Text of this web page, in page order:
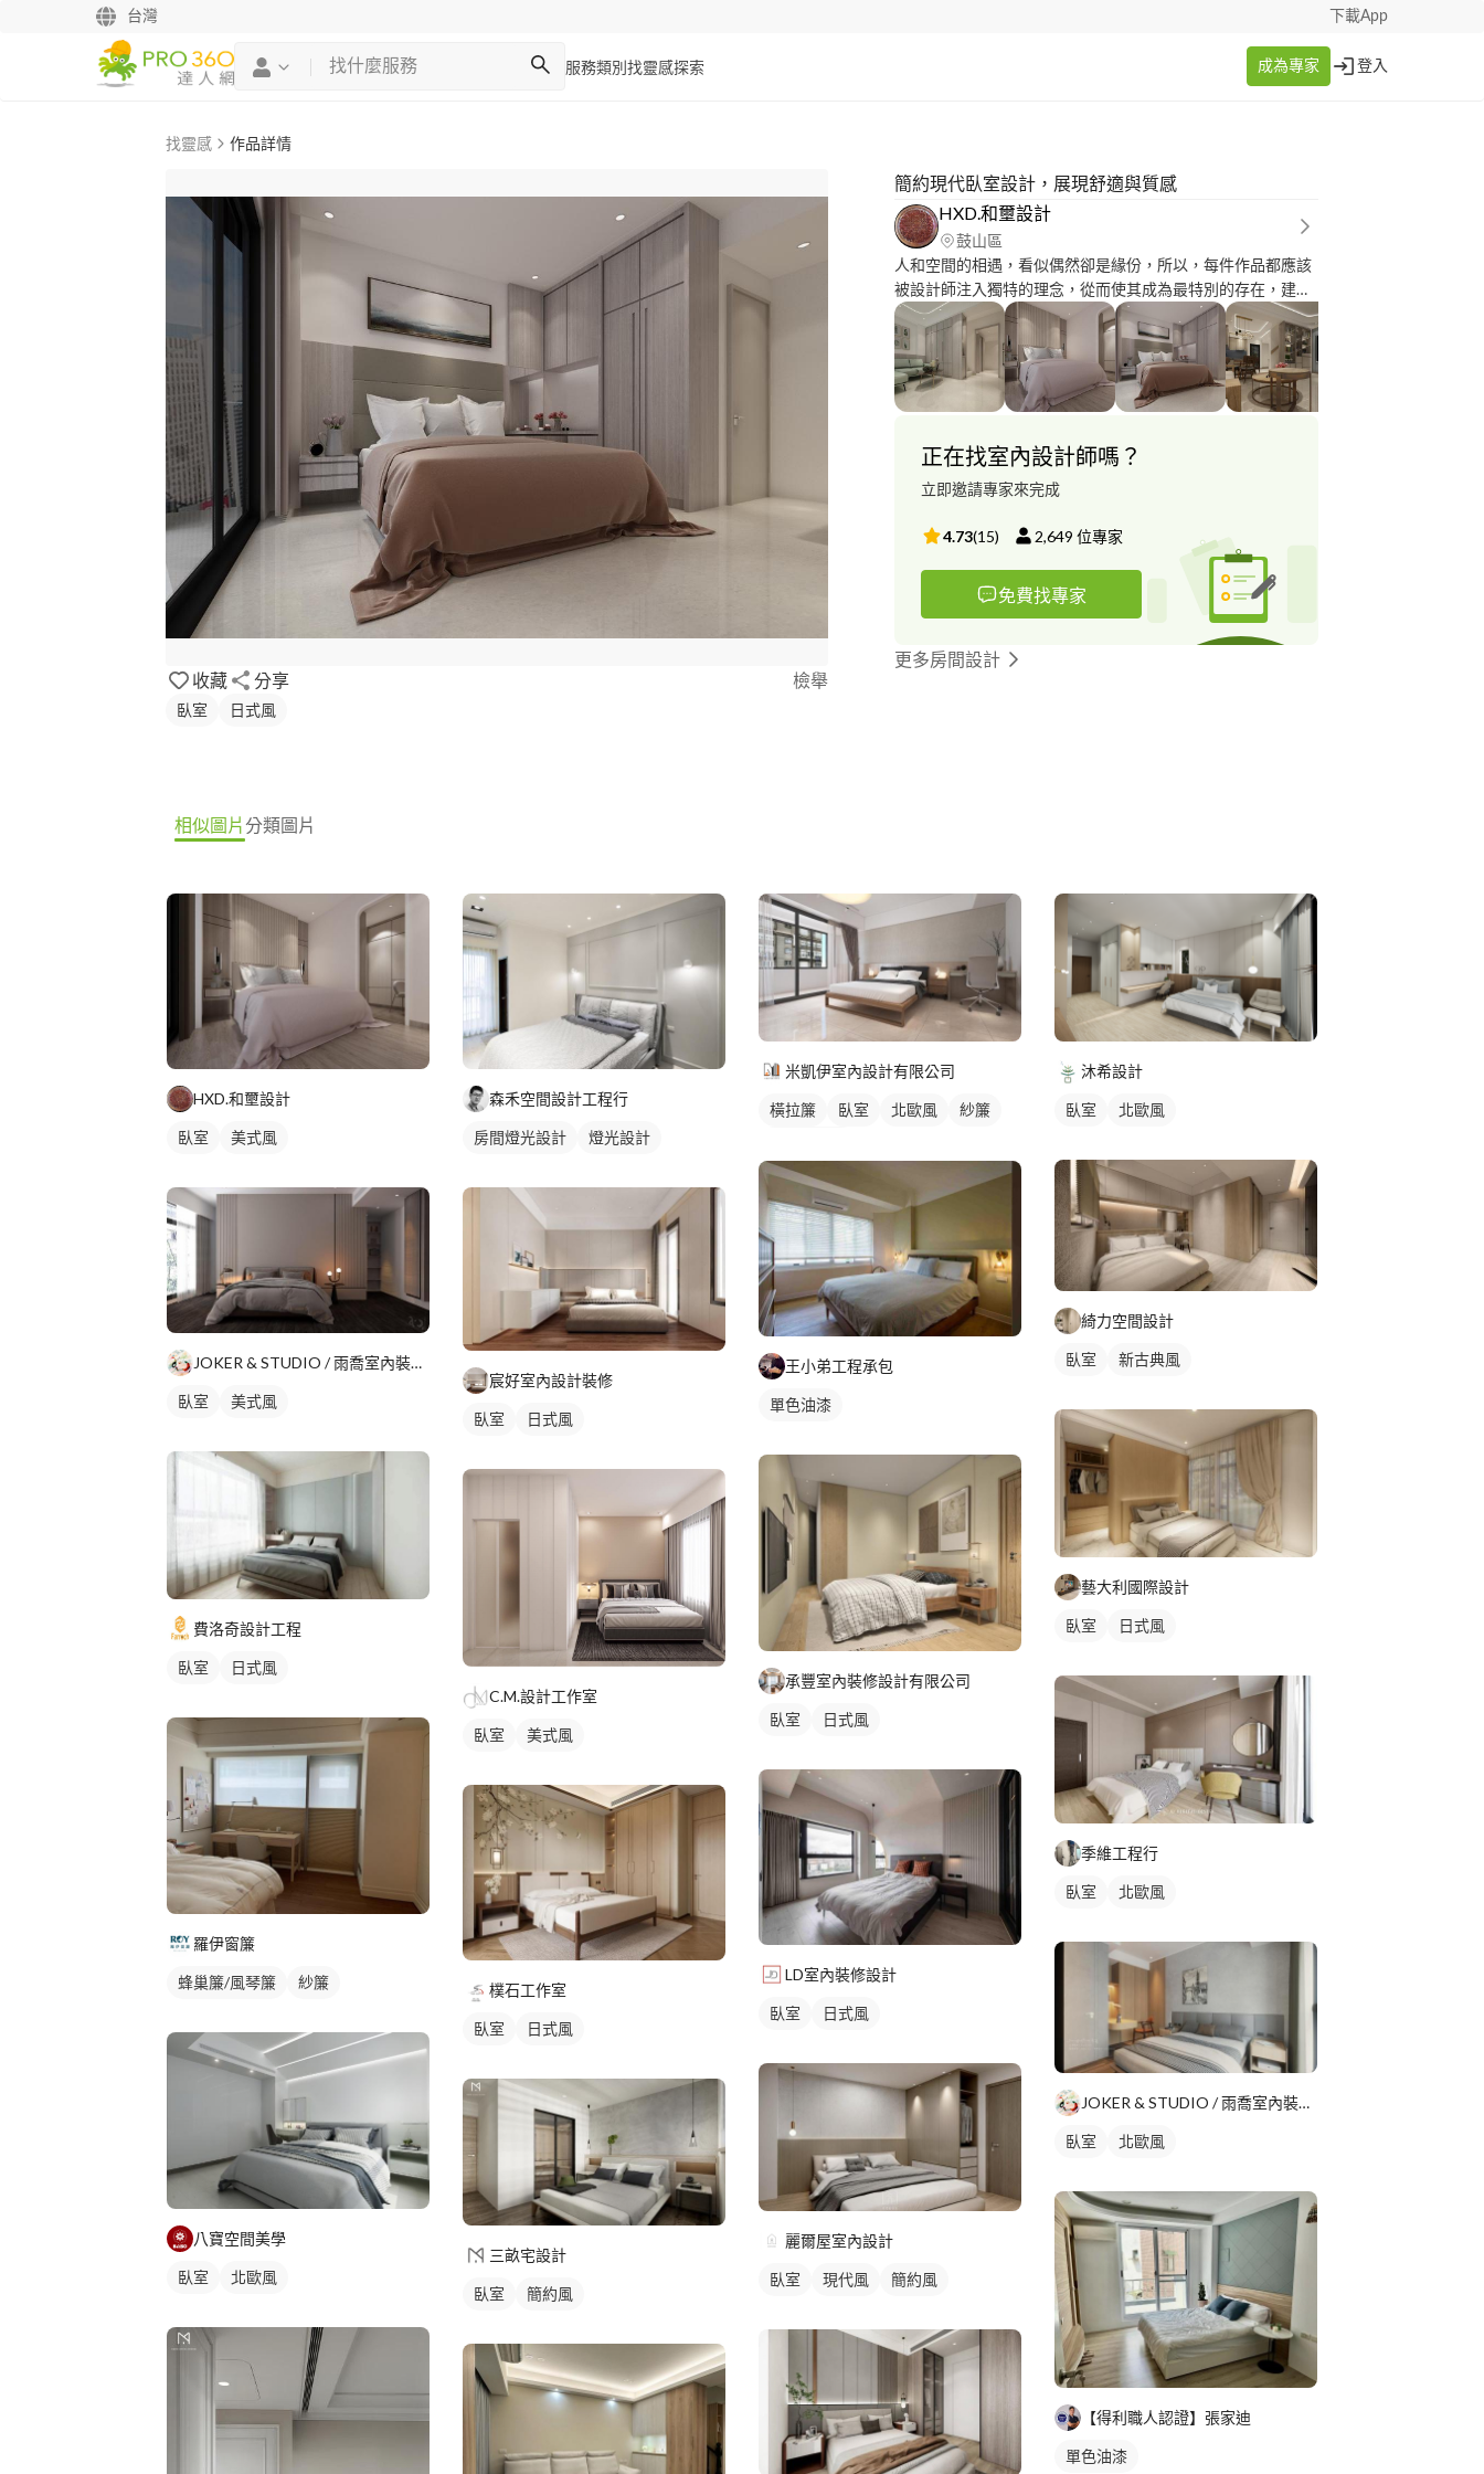
台灣 下載App
服務類別 找靈感探索 成為專家 登入
找靈感 作品詳情
收藏 分享 檢舉
臥室 日式風
簡約現代臥室設計，展現舒適與質感
HXD.和壐設計
鼓山區
人和空間的相遇，看似偶然卻是緣份，所以，每件作品都應該
被設計師注入獨特的理念，從而使其成為最特別的存在，建築
藝術迷人之處就在於融合了時間與空間的空洞性與抽象性，更
加完美融合了力與美的空間展現 多年以來和壐設計團隊專業致
力於商業空間及私人空間的設計規劃，作品涵蓋星級飯店，連
鎖精品飯店，以及私人會館與住宅，運用獨特的時尚空間的視
角，為您量身訂制別樣的空間感受，我們提供室內設計專項,代
足空間的所有想像
正在找室內設計師嗎？
立即邀請專家來完成
4.73(15) 2,649 位專家
免費找專家
更多房間設計
相似圖片分類圖片
HXD.和壐設計
臥室 美式風
JOKER & STUDIO / 雨喬室內裝修有限公司
臥室 美式風
費洛奇設計工程
臥室 日式風
羅伊窗簾
蜂巢簾/風琴簾 紗簾
八寶空間美學
臥室 北歐風
森禾空間設計工程行
房間燈光設計 燈光設計
宸好室內設計裝修
臥室 日式風
C.M.設計工作室
臥室 美式風
樸石工作室
臥室 日式風
三畝宅設計
臥室 簡約風
米凱伊室內設計有限公司
橫拉簾 臥室 北歐風
紗簾
王小弟工程承包
單色油漆
承豐室內裝修設計有限公司
臥室 日式風
LD室內裝修設計
臥室 日式風
麗爾屋室內設計
臥室 現代風 簡約風
沐希設計
臥室 北歐風
綺力空間設計
臥室 新古典風
藝大利國際設計
臥室 日式風
季維工程行
臥室 北歐風
JOKER & STUDIO / 雨喬室內裝修有限公司
臥室 北歐風
【得利職人認證】張家迪
單色油漆